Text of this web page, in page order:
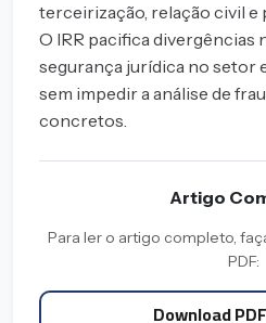
terceirização, relação civil e
O IRR pacifica divergências
segurança jurídica no setor e
sem impedir a análise de
concretos.
Artigo
Para ler o artigo completo,
PDF:
Download